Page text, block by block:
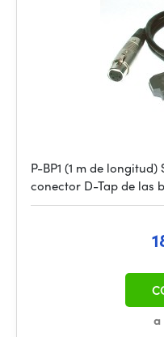
P-BP1 (1 m de
conector D-Tap de las
a